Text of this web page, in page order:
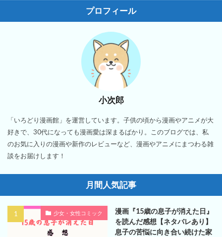
プロフィール
小次郎
「いろどり漫画館」を運営しています。子供の頃から漫画やアニメが大
好きで、30代になっても漫画愛は深まるばかり。このブログでは、私
のお気に入りの漫画や新作のレビューなど、漫画やアニメにまつわる雑
談をお届けします！
月間人気記事
少女・女性コミック
漫画『15歳の息子が消えた日』
を読んだ感想【ネタバレあり】
息子の苦悩に向き合い続けた家